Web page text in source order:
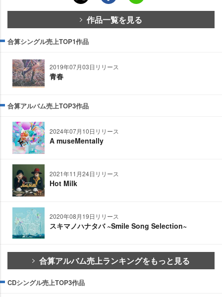
作品一覧を見る
合算シングル売上TOP1作品
2019年07月03日リリース
青春
合算アルバム売上TOP3作品
2024年07月10日リリース
A museMentally
2021年11月24日リリース
Hot Milk
2020年08月19日リリース
スキマノハナタバ ~Smile Song Selection~
合算アルバム売上ランキングをもっと見る
CDシングル売上TOP3作品